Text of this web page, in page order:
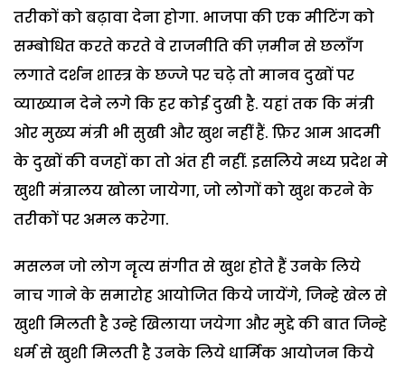
तरीकों को बढ़ावा देना होगा. भाजपा की एक मीटिंग को
सम्बोधित करते करते वे राजनीति की ज़मीन से छलाँग
लगाते दर्शन शास्त्र के छज्जे पर चढ़े तो मानव दुखों पर
व्याख्यान देने लगे कि हर कोई दुखी है. यहां तक कि मंत्री
ओर मुख्य मंत्री भी सुखी और खुश नहीं हैं. फ़िर आम आदमी
के दुखों की वजहों का तो अंत ही नहीं. इसलिये मध्य प्रदेश मे
खुशी मंत्रालय खोला जायेगा, जो लोगों को खुश करने के
तरीकों पर अमल करेगा.
मसलन जो लोग नॄत्य संगीत से खुश होते हैं उनके लिये
नाच गाने के समारोह आयोजित किये जायेंगे, जिन्हे खेल से
खुशी मिलती है उन्हे खिलाया जयेगा और मुद्दे की बात जिन्हे
धर्म से खुशी मिलती है उनके लिये धार्मिक आयोजन किये